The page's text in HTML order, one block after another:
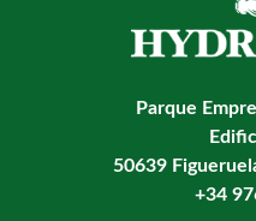
Parque
50639
+34